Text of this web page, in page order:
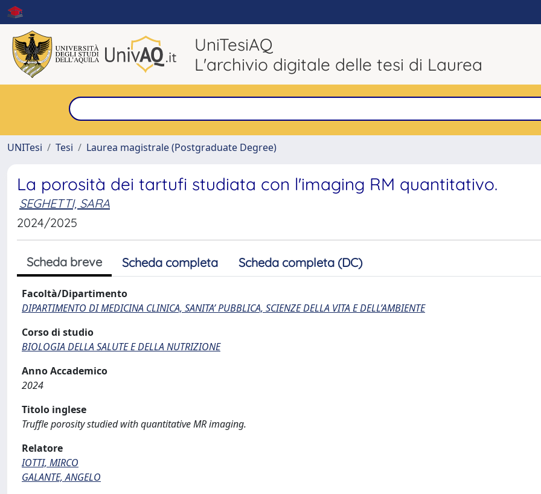
UniTesiAQ
L'archivio digitale delle tesi di Laurea
UNITesi
Tesi Laurea magistrale (Postgraduate Degree)
La porosità dei tartufi studiata con l'imaging RM quantitativo.
SEGHETTI, SARA
2024/2025
Scheda breve Scheda completa Scheda completa (DC)
Facoltà/Dipartimento
DIPARTIMENTO DI MEDICINA CLINICA, SANITA’ PUBBLICA, SCIENZE DELLA VITA E DELL’AMBIENTE
Corso di studio
BIOLOGIA DELLA SALUTE E DELLA NUTRIZIONE
Anno Accademico
2024
Titolo inglese
Truffle porosity studied with quantitative MR imaging.
Relatore
IOTTI, MIRCO
GALANTE, ANGELO